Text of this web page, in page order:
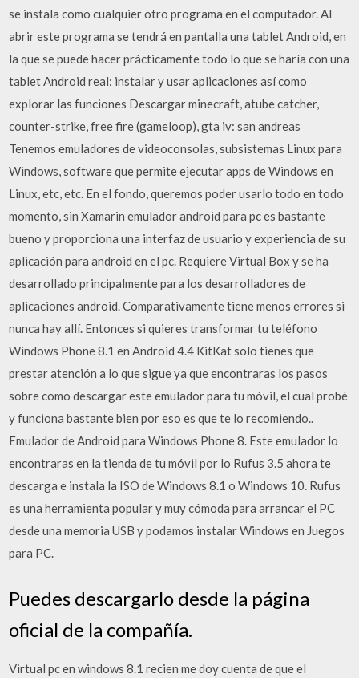
se instala como cualquier otro programa en el computador. Al
abrir este programa se tendrá en pantalla una tablet Android, en
la que se puede hacer prácticamente todo lo que se haría con una
tablet Android real: instalar y usar aplicaciones así como
explorar las funciones Descargar minecraft, atube catcher,
counter-strike, free fire (gameloop), gta iv: san andreas
Tenemos emuladores de videoconsolas, subsistemas Linux para
Windows, software que permite ejecutar apps de Windows en
Linux, etc, etc. En el fondo, queremos poder usarlo todo en todo
momento, sin Xamarin emulador android para pc es bastante
bueno y proporciona una interfaz de usuario y experiencia de su
aplicación para android en el pc. Requiere Virtual Box y se ha
desarrollado principalmente para los desarrolladores de
aplicaciones android. Comparativamente tiene menos errores si
nunca hay allí. Entonces si quieres transformar tu teléfono
Windows Phone 8.1 en Android 4.4 KitKat solo tienes que
prestar atención a lo que sigue ya que encontraras los pasos
sobre como descargar este emulador para tu móvil, el cual probé
y funciona bastante bien por eso es que te lo recomiendo..
Emulador de Android para Windows Phone 8. Este emulador lo
encontraras en la tienda de tu móvil por lo Rufus 3.5 ahora te
descarga e instala la ISO de Windows 8.1 o Windows 10. Rufus
es una herramienta popular y muy cómoda para arrancar el PC
desde una memoria USB y podamos instalar Windows en Juegos
para PC.
Puedes descargarlo desde la página
oficial de la compañía.
Virtual pc en windows 8.1 recien me doy cuenta de que el